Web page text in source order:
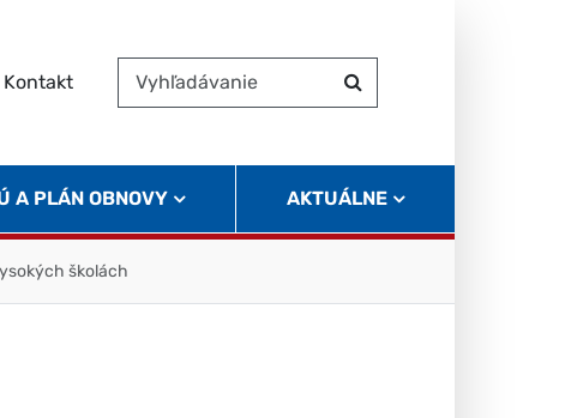
Kontakt
Vyhľadávanie
Hľadať
A PLÁN OBNOVY AKTUÁLNE
školách